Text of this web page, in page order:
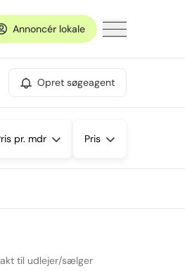
Annoncér lokale
Opret søgeagent
pr. mdr Pris
til udlejer/sælger